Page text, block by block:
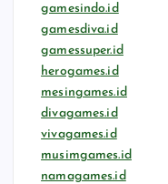
gamesindo.id
gamesdiva.id
gamessuper.id
herogames.id
mesingames.id
divagames.id
vivagames.id
musimgames.id
namagames.id